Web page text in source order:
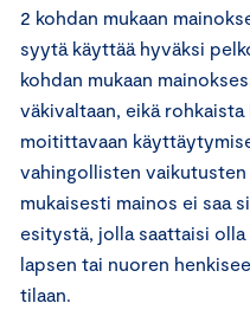
2 kohdan mukaan
syytä käyttää hyväksi
kohdan mukaan
väkivaltaan, eikä
moitittavaan
vahingollisten vaikutusten
mukaisesti mainos ei saa
esitystä, jolla saattaisi
lapsen tai nuoren
tilaan.